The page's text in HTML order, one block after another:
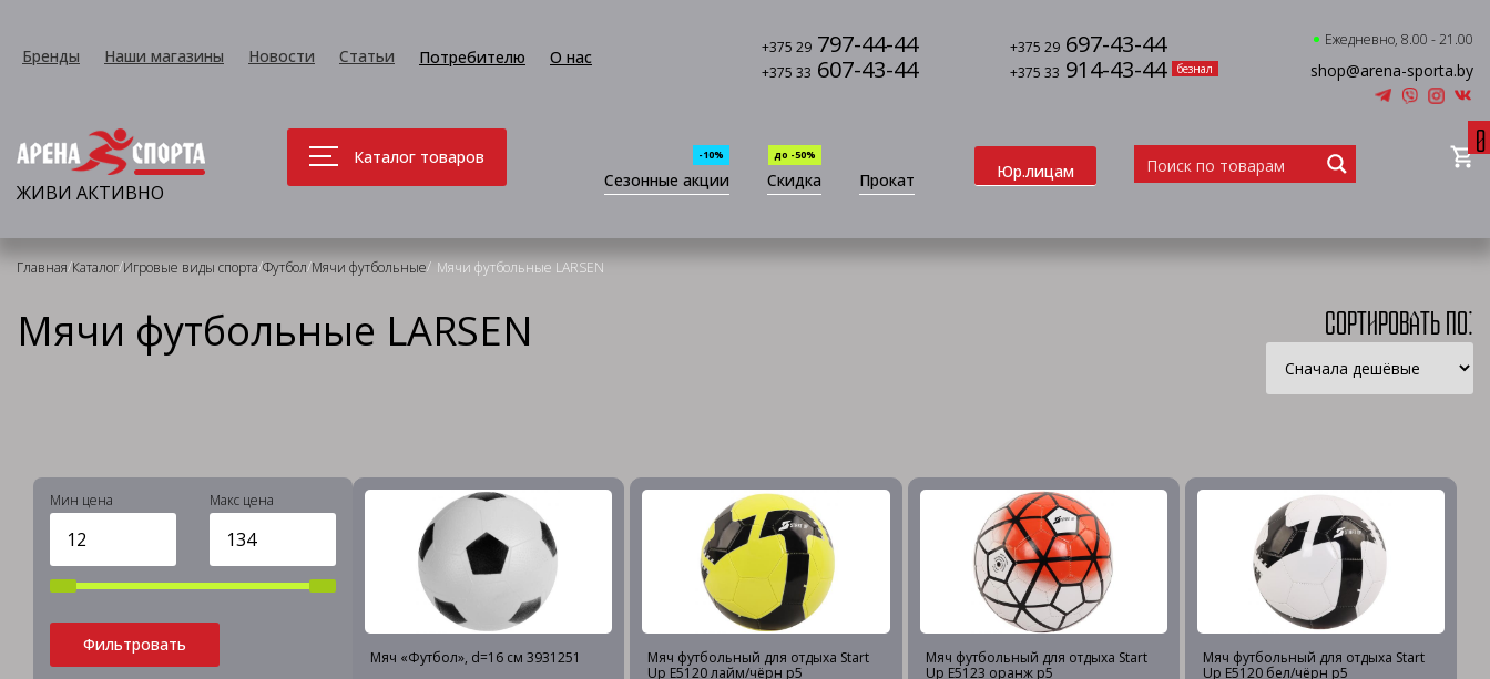
Бренды Наши магазины Новости Статьи Потребителю О нас +375 29 797-44-44 +375 29 697-43-44
+375 33 607-43-44 +375 33 914-43-44 безнал
Ежедневно, 8.00 - 21.00
shop@arena-sporta.by
ЖИВИ АКТИВНО
Каталог товаров
Сезонные акции
-10%
Скидка
до -50%
Прокат Юр.лицам
0
Главная/Каталог/Игровые виды спорта/Футбол/Мячи футбольные/ Мячи футбольные LARSEN
Мячи футбольные LARSEN Сортировать по:
Мин цена Макс цена
Фильтровать
Мяч «Футбол», d=16 см 3931251
Мяч футбольный для отдыха Start
Up E5120 лайм/чёрн р5
Мяч футбольный для отдыха Start
Up E5123 оранж р5
Мяч футбольный для отдыха Start
Up E5120 бел/чёрн р5